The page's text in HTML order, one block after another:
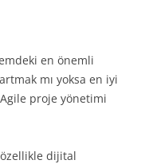
en önemli
mı yoksa en iyi
proje yönetimi
özellikle dijital